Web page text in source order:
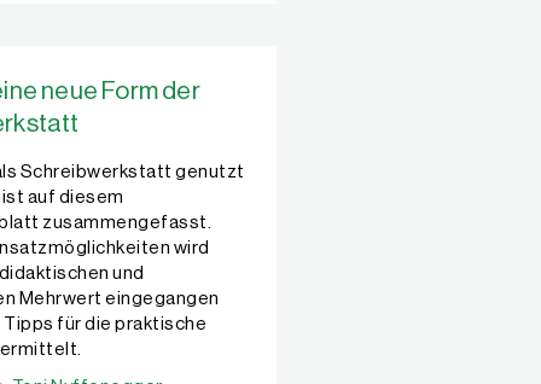
neue Form der
Schreibwerkstatt genutzt
ist auf diesem
zusammengefasst.
wird
und
Mehrwert eingegangen
Tipps für die praktische